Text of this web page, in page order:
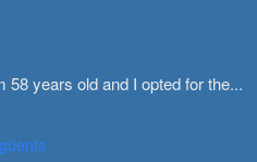
58 years old and I opted for the...